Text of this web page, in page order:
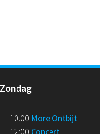
Zondag
10.00 More Ontbijt
12:00 Concert